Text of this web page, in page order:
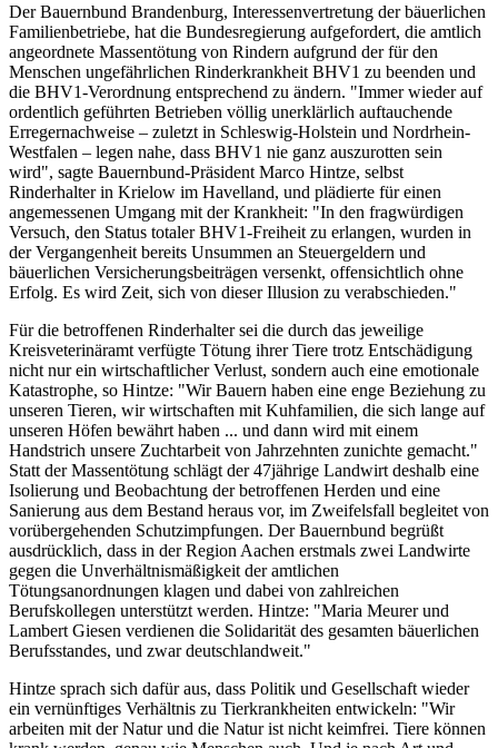
Der Bauernbund Brandenburg, Interessenvertretung der bäuerlichen
Familienbetriebe, hat die Bundesregierung aufgefordert, die amtlich
angeordnete Massentötung von Rindern aufgrund der für den
Menschen ungefährlichen Rinderkrankheit BHV1 zu beenden und
die BHV1-Verordnung entsprechend zu ändern. "Immer wieder auf
ordentlich geführten Betrieben völlig unerklärlich auftauchende
Erregernachweise – zuletzt in Schleswig-Holstein und Nordrhein-
Westfalen – legen nahe, dass BHV1 nie ganz auszurotten sein
wird", sagte Bauernbund-Präsident Marco Hintze, selbst
Rinderhalter in Krielow im Havelland, und plädierte für einen
angemessenen Umgang mit der Krankheit: "In den fragwürdigen
Versuch, den Status totaler BHV1-Freiheit zu erlangen, wurden in
der Vergangenheit bereits Unsummen an Steuergeldern und
bäuerlichen Versicherungsbeiträgen versenkt, offensichtlich ohne
Erfolg. Es wird Zeit, sich von dieser Illusion zu verabschieden."
Für die betroffenen Rinderhalter sei die durch das jeweilige
Kreisveterinäramt verfügte Tötung ihrer Tiere trotz Entschädigung
nicht nur ein wirtschaftlicher Verlust, sondern auch eine emotionale
Katastrophe, so Hintze: "Wir Bauern haben eine enge Beziehung zu
unseren Tieren, wir wirtschaften mit Kuhfamilien, die sich lange auf
unseren Höfen bewährt haben ... und dann wird mit einem
Handstrich unsere Zuchtarbeit von Jahrzehnten zunichte gemacht."
Statt der Massentötung schlägt der 47jährige Landwirt deshalb eine
Isolierung und Beobachtung der betroffenen Herden und eine
Sanierung aus dem Bestand heraus vor, im Zweifelsfall begleitet von
vorübergehenden Schutzimpfungen. Der Bauernbund begrüßt
ausdrücklich, dass in der Region Aachen erstmals zwei Landwirte
gegen die Unverhältnismäßigkeit der amtlichen
Tötungsanordnungen klagen und dabei von zahlreichen
Berufskollegen unterstützt werden. Hintze: "Maria Meurer und
Lambert Giesen verdienen die Solidarität des gesamten bäuerlichen
Berufsstandes, und zwar deutschlandweit."
Hintze sprach sich dafür aus, dass Politik und Gesellschaft wieder
ein vernünftiges Verhältnis zu Tierkrankheiten entwickeln: "Wir
arbeiten mit der Natur und die Natur ist nicht keimfrei. Tiere können